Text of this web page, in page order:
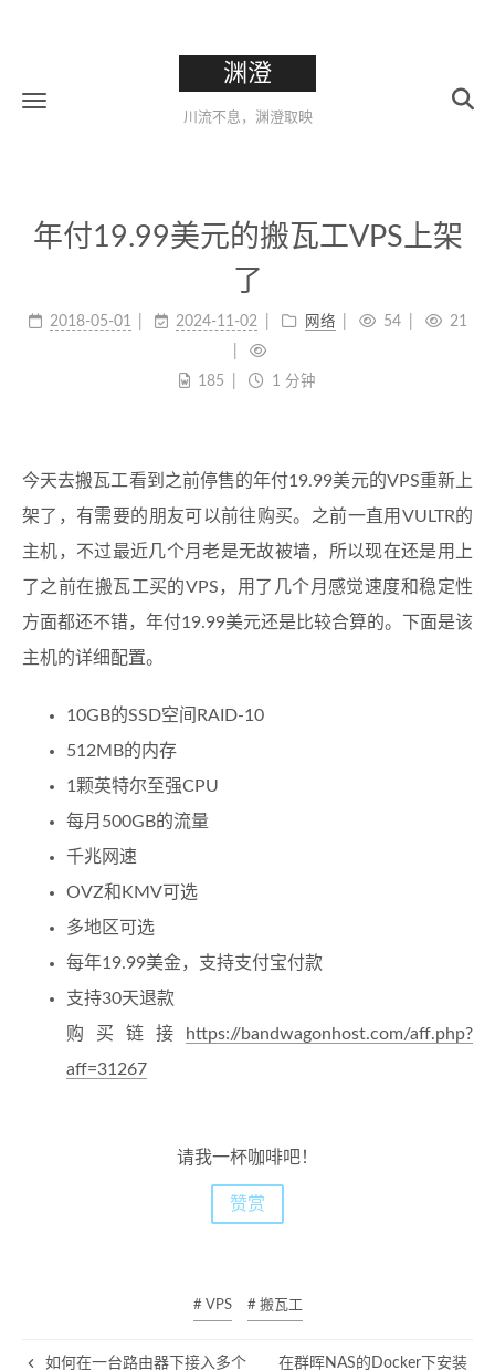
渊澄
川流不息，渊澄取映
年付19.99美元的搬瓦工VPS上架
了
2018-05-01 2024-11-02 网络 54 21
185 1 分钟
今天去搬瓦工看到之前停售的年付19.99美元的VPS重新上
架了，有需要的朋友可以前往购买。之前一直用VULTR的
主机，不过最近几个月老是无故被墙，所以现在还是用上
了之前在搬瓦工买的VPS，用了几个月感觉速度和稳定性
方面都还不错，年付19.99美元还是比较合算的。下面是该
主机的详细配置。
10GB的SSD空间RAID-10
512MB的内存
1颗英特尔至强CPU
每月500GB的流量
千兆网速
OVZ和KMV可选
多地区可选
每年19.99美金，支持支付宝付款
支持30天退款
购买链接
https://bandwagonhost.com/aff.php?
aff=31267
请我一杯咖啡吧！
赞赏
# VPS # 搬瓦工
如何在一台路由器下接入多个
在群晖NAS的Docker下安装